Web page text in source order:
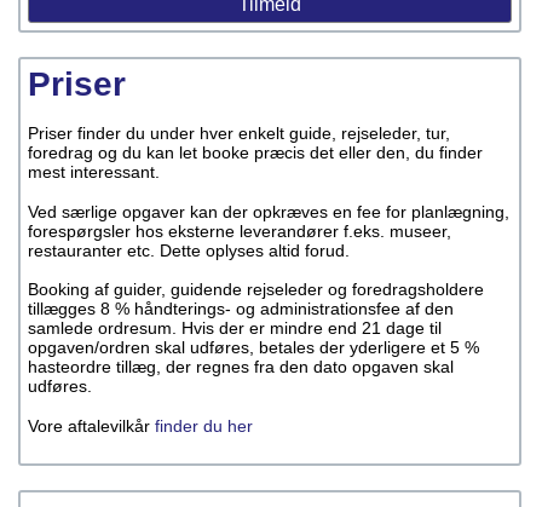
Priser
Priser finder du under hver enkelt guide, rejseleder, tur,
foredrag og du kan let booke præcis det eller den, du finder
mest interessant.
Ved særlige opgaver kan der opkræves en fee for planlægning,
forespørgsler hos eksterne leverandører f.eks. museer,
restauranter etc. Dette oplyses altid forud.
Booking af guider, guidende rejseleder og foredragsholdere
tillægges 8 % håndterings- og administrationsfee af den
samlede ordresum. Hvis der er mindre end 21 dage til
opgaven/ordren skal udføres, betales der yderligere et 5 %
hasteordre tillæg, der regnes fra den dato opgaven skal
udføres.
Vore aftalevilkår finder du her